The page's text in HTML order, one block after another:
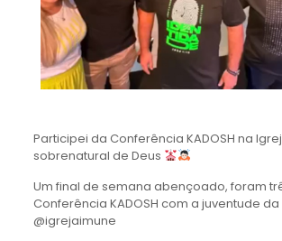
Participei da Conferência KADOSH na
sobrenatural de Deus
Um final de semana abençoado, foram
Conferência KADOSH com a juventude
@igrejaimune